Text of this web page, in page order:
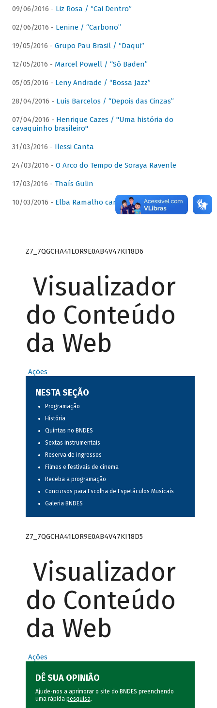
09/06/2016 - Liz Rosa / “Cai Dentro”
02/06/2016 - Lenine / “Carbono”
19/05/2016 - Grupo Pau Brasil / “Daqui”
12/05/2016 - Marcel Powell / “Só Baden”
05/05/2016 - Leny Andrade / “Bossa Jazz”
28/04/2016 - Luis Barcelos / “Depois das Cinzas”
07/04/2016 - Henrique Cazes / "Uma história do
cavaquinho brasileiro"
31/03/2016 - Ilessi Canta
24/03/2016 - O Arco do Tempo de Soraya Ravenle
17/03/2016 - Thaís Gulin
10/03/2016 - Elba Ramalho canta Dominguinhos
Z7_7QGCHA41LOR9E0AB4V47KI18D6
Visualizador
do Conteúdo
da Web
Ações
NESTA SEÇÃO
Programação
História
Quintas no BNDES
Sextas instrumentais
Reserva de ingressos
Filmes e festivais de cinema
Receba a programação
Concursos para Escolha de Espetáculos Musicais
Galeria BNDES
Z7_7QGCHA41LOR9E0AB4V47KI18D5
Visualizador
do Conteúdo
da Web
Ações
DÊ SUA OPINIÃO
Ajude-nos a aprimorar o site do BNDES preenchendo
uma rápida pesquisa.